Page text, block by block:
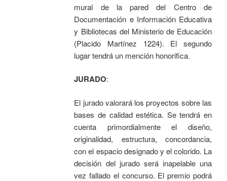
mural de la pared del Centro de
Documentación e Información Educativa
y Bibliotecas del Ministerio de Educación
(Placido Martínez 1224). El segundo
lugar tendrá un mención honorifica.
JURADO:
El jurado valorará los proyectos sobre las
bases de calidad estética. Se tendrá en
cuenta primordialmente el diseño,
originalidad, estructura, concordancia,
con el espacio designado y el colorido. La
decisión del jurado será inapelable una
vez fallado el concurso. El premio podrá